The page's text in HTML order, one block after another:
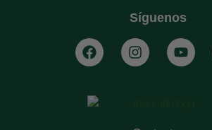
Síguenos